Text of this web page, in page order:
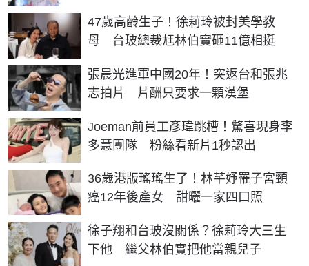
47歲高齡生子！徐莉玲被封美學教
母 台玻總裁尪林伯實砸11億相挺
張晨光進軍中國20年！突返台和張兆
志拍片 片酬只要求一顆漢堡
Joeman前員工彥瑋跳槽！驚喜現身李
多慧團隊 粉絲看新片1秒認出
36歲港版瑤瑤生了！林芊妤罹子宮頸
癌12年後產女 甜曬一家四口照
徐子翔和台玻沒關係？徐莉玲大三生
下他 繼父林伯實把他當親兒子